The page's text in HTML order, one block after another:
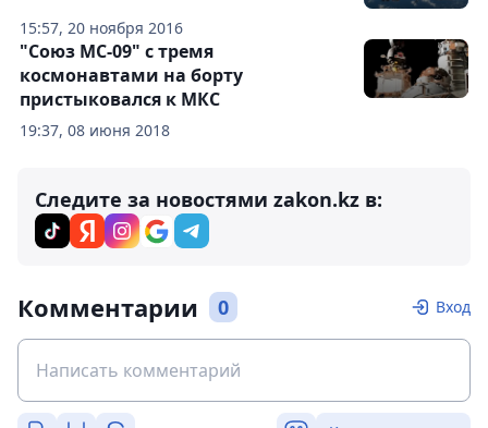
15:57, 20 ноября 2016
19:37, 08 июня 2018
"Союз МС-09" с тремя
космонавтами на борту
пристыковался к МКС
Следите за новостями zakon.kz в:
Комментарии 0 Вход